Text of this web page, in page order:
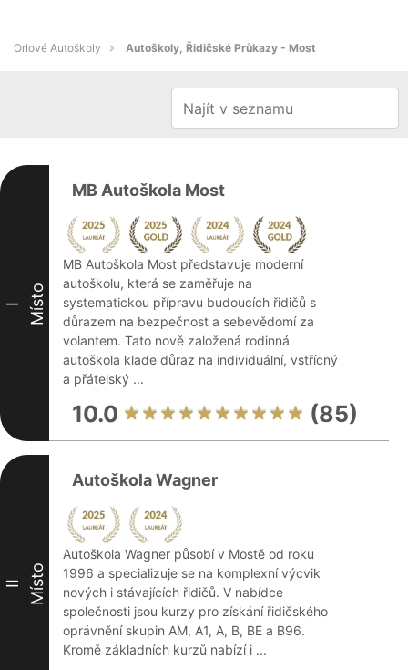
Orlové Autoškoly Autoškoly, Řidičské Průkazy - Most
I Místo
MB Autoškola Most
MB Autoškola Most představuje moderní
autoškolu, která se zaměřuje na
systematickou přípravu budoucích řidičů s
důrazem na bezpečnost a sebevědomí za
volantem. Tato nově založená rodinná
autoškola klade důraz na individuální, vstřícný
a přátelský ...
10.0 (85)
II Místo
Autoškola Wagner
Autoškola Wagner působí v Mostě od roku
1996 a specializuje se na komplexní výcvik
nových i stávajících řidičů. V nabídce
společnosti jsou kurzy pro získání řidičského
oprávnění skupin AM, A1, A, B, BE a B96.
Kromě základních kurzů nabízí i ...